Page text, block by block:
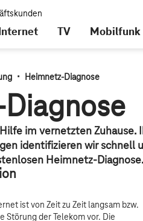
TV Mobilfunk
· Heimnetz-Diagnose
im vernetzten Zuhause.
identifizieren wir schnell
Heimnetz-Diagnose.